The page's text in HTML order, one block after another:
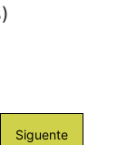
Siguente